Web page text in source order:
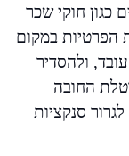
כגון חוקי שכר
הפרטיות במקום
ולהסדיר
החובה
סנקציות